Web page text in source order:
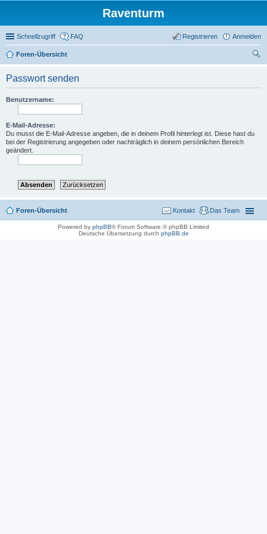
Raventurm
Schnellzugriff FAQ Anmelden
Registrieren
Foren-Übersicht
Passwort senden
Benutzername:
E-Mail-Adresse:
Du musst die E-Mail-Adresse angeben, die in deinem Profil hinterlegt ist. Diese hast du
bei der Registrierung angegeben oder nachträglich in deinem persönlichen Bereich
geändert.
Foren-Übersicht Das Team
Kontakt
Powered by phpBB® Forum Software © phpBB Limited
Deutsche Übersetzung durch phpBB.de